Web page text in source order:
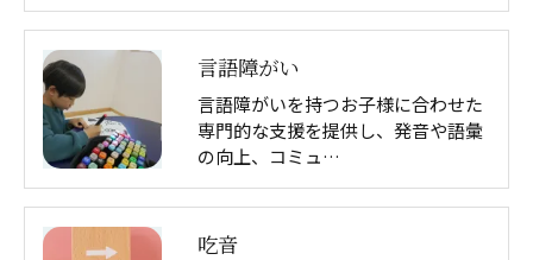
言語障がい
言語障がいを持つお子様に合わせた
専門的な支援を提供し、発音や語彙
の向上、コミュ…
吃音